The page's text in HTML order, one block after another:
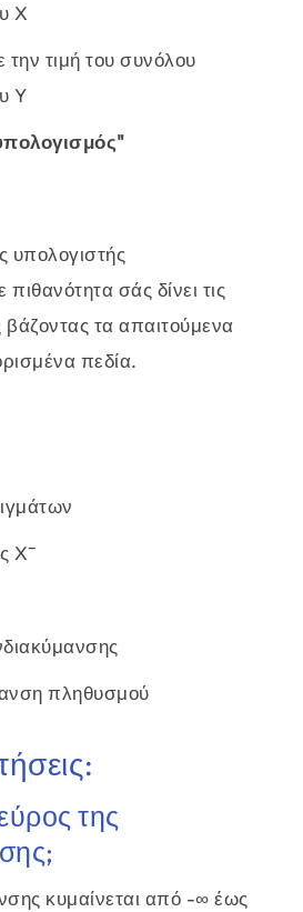
X
την τιμή του συνόλου
Y
υπολογιστής
σάς δίνει τις
τα απαιτούμενα
πεδία.
X̄
πληθυσμού
της
κυμαίνεται από -∞ έως